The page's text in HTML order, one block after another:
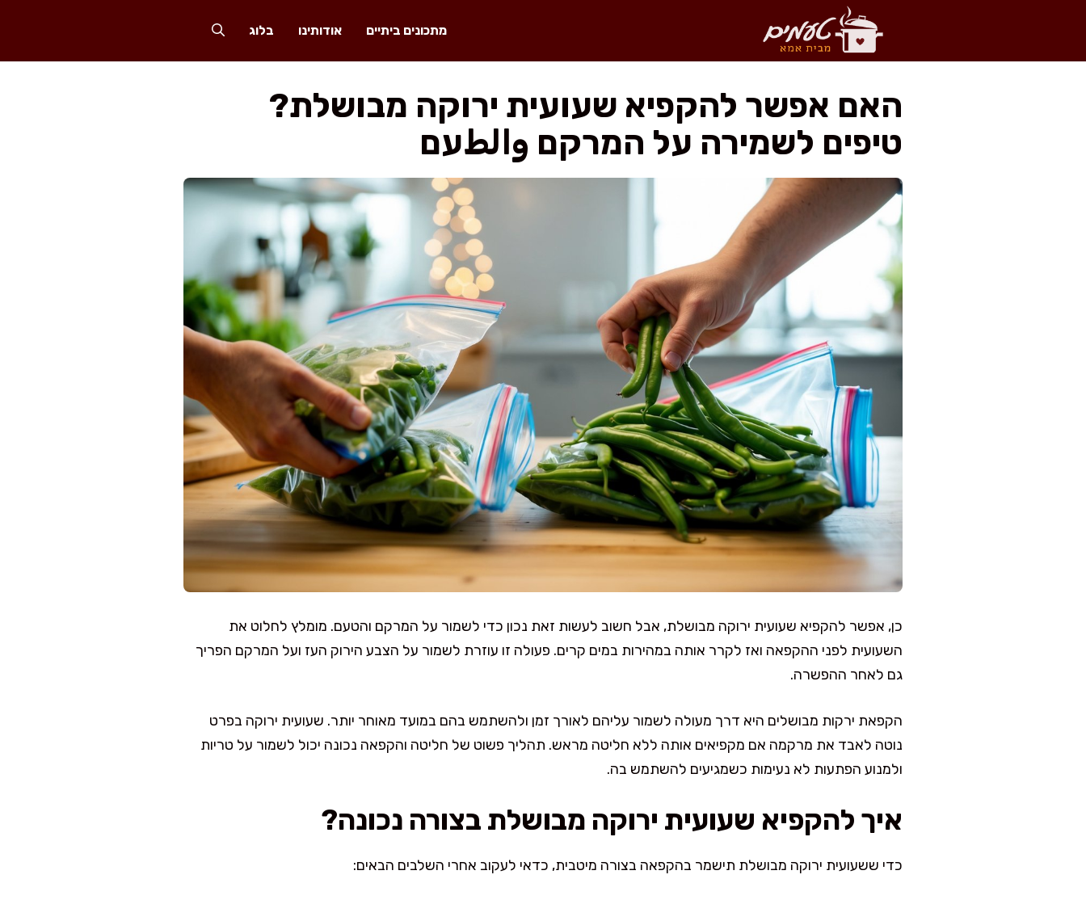
מתכונים ביתיים אודותינו בלוג
האם אפשר להקפיא שעועית ירוקה מבושלת?
טיפים לשמירה על המרקם والطעם
כן, אפשר להקפיא שעועית ירוקה מבושלת, אבל חשוב לעשות זאת נכון כדי לשמור על המרקם והטעם. מומלץ לחלוט את
השעועית לפני ההקפאה ואז לקרר אותה במהירות במים קרים. פעולה זו עוזרת לשמור על הצבע הירוק העז ועל המרקם הפריך
גם לאחר ההפשרה.
הקפאת ירקות מבושלים היא דרך מעולה לשמור עליהם לאורך זמן ולהשתמש בהם במועד מאוחר יותר. שעועית ירוקה בפרט
נוטה לאבד את מרקמה אם מקפיאים אותה ללא חליטה מראש. תהליך פשוט של חליטה והקפאה נכונה יכול לשמור על טריות
ולמנוע הפתעות לא נעימות כשמגיעים להשתמש בה.
איך להקפיא שעועית ירוקה מבושלת בצורה נכונה?
כדי ששעועית ירוקה מבושלת תישמר בהקפאה בצורה מיטבית, כדאי לעקוב אחרי השלבים הבאים: